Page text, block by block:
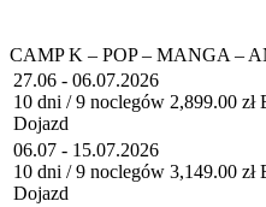
CAMP K – POP – MANGA –
27.06 - 06.07.2026
10 dni / 9 noclegów
Dojazd
2,899.00 zł
06.07 - 15.07.2026
10 dni / 9 noclegów
Dojazd
3,149.00 zł